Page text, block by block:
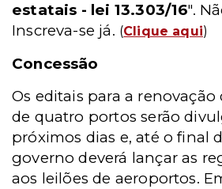
estatais - lei 13.303/16".
Inscreva-se já. (Clique aqui)
Concessão
Os editais para a renovação
de quatro portos serão
próximos dias e, até o final
governo deverá lançar as
aos leilões de aeroportos.